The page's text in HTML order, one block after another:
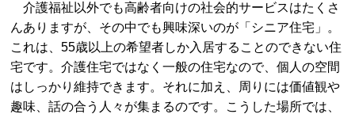
介護福祉以外でも高齢者向けの社会的サービスはたくさ
んありますが、その中でも興味深いのが「シニア住宅」。
これは、55歳以上の希望者しか入居することのできない住
宅です。介護住宅ではなく一般の住宅なので、個人の空間
はしっかり維持できます。それに加え、周りには価値観や
趣味、話の合う人々が集まるのです。こうした場所では、